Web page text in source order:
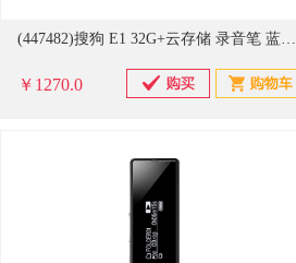
(447482)搜狗 E1 32G+云存储 录音笔 蓝色(单位：支)
￥1270.0